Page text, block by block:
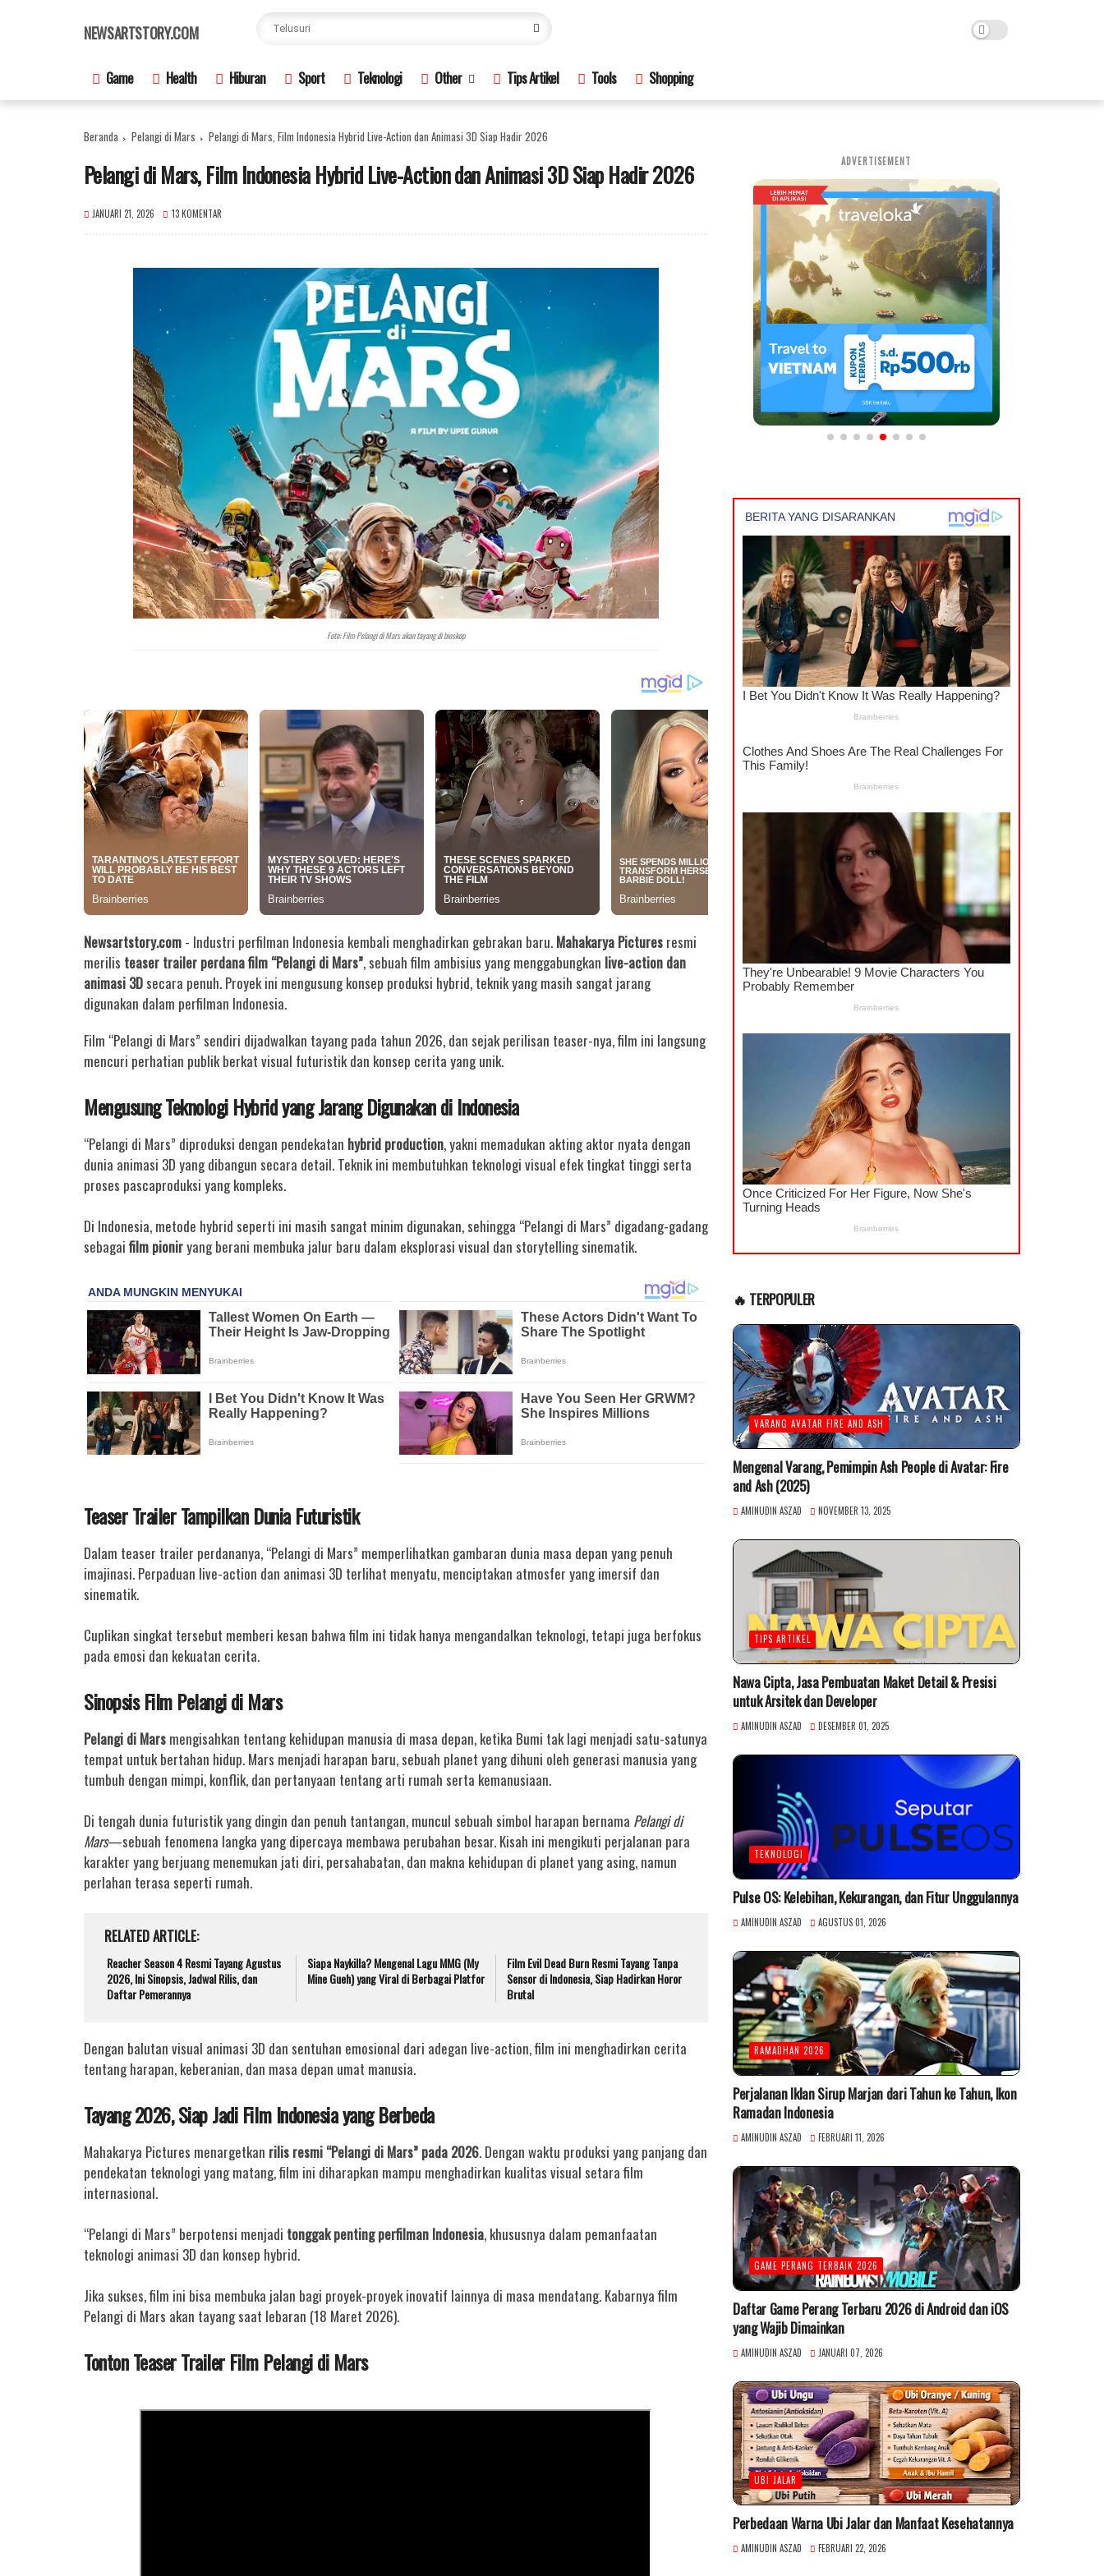
NEWSARTSTORY.COM
Game Health Hiburan Sport Teknologi Other Tips Artikel Tools Shopping
Beranda Pelangi di Mars Pelangi di Mars, Film Indonesia Hybrid Live-Action dan Animasi 3D Siap Hadir 2026
Pelangi di Mars, Film Indonesia Hybrid Live-Action dan Animasi 3D Siap Hadir 2026
JANUARI 21, 2026 13 KOMENTAR
Foto: Film Pelangi di Mars akan tayang di bioskop
Newsartstory.com - Industri perfilman Indonesia kembali menghadirkan gebrakan baru. Mahakarya Pictures resmi
merilis teaser trailer perdana film “Pelangi di Mars”, sebuah film ambisius yang menggabungkan live-action dan
animasi 3D secara penuh. Proyek ini mengusungkonsep produksi hybrid, teknik yang masih sangat jarang
digunakan dalam perfilman Indonesia.
Film “Pelangi di Mars” sendiri dijadwalkan tayang pada tahun 2026, dan sejak perilisan teaser-nya, film ini langsung
mencuri perhatian publik berkat visual futuristik dan konsep cerita yang unik.
Mengusung Teknologi Hybrid yang Jarang Digunakan di Indonesia
“Pelangi di Mars” diproduksi dengan pendekatan hybrid production, yakni memadukan akting aktor nyata dengan
dunia animasi 3D yang dibangun secara detail. Teknik ini membutuhkan teknologi visual efek tingkat tinggi serta
proses pascaproduksi yang kompleks.
Di Indonesia, metode hybrid seperti ini masih sangat minim digunakan, sehingga “Pelangi di Mars” digadang-gadang
sebagaifilm pioniryang berani membuka jalur baru dalam eksplorasi visual dan storytelling sinematik.
Teaser Trailer Tampilkan Dunia Futuristik
Dalam teaser trailer perdananya, “Pelangi di Mars” memperlihatkan gambaran dunia masa depan yang penuh
imajinasi. Perpaduan live-action dan animasi 3D terlihat menyatu, menciptakan atmosfer yang imersif dan
sinematik.
Cuplikan singkat tersebut memberi kesan bahwa film ini tidak hanya mengandalkan teknologi, tetapi juga berfokus
pada emosi dan kekuatan cerita.
Sinopsis Film Pelangi di Mars
Pelangi di Mars mengisahkan tentang kehidupan manusia di masa depan, ketika Bumi tak lagi menjadi satu-satunya
tempat untuk bertahan hidup. Mars menjadi harapan baru, sebuah planet yang dihuni oleh generasi manusia yang
tumbuh dengan mimpi, konflik, dan pertanyaan tentang arti rumah serta kemanusiaan.
Di tengah dunia futuristik yang dingin dan penuh tantangan, muncul sebuah simbol harapan bernama Pelangi di
Mars—sebuah fenomena langka yang dipercaya membawa perubahan besar. Kisah ini mengikuti perjalanan para
karakter yang berjuang menemukan jati diri, persahabatan, dan makna kehidupan di planet yang asing, namun
perlahan terasa seperti rumah.
RELATED ARTICLE
Reacher Season 4 Resmi Tayang Agustus
2026, Ini Sinopsis, Jadwal Rilis, dan
Daftar Pemerannya
Siapa Naykilla? Mengenal Lagu MMG (My
Mine Gueh) yang Viral di Berbagai Platfor
Film Evil Dead Burn Resmi Tayang Tanpa
Sensor di Indonesia, Siap Hadirkan Horor
Brutal
Dengan balutan visual animasi 3D dan sentuhan emosional dari adegan live-action, film ini menghadirkan cerita
tentang harapan, keberanian, dan masa depan umat manusia.
Tayang 2026, Siap Jadi Film Indonesia yang Berbeda
Mahakarya Pictures menargetkan rilis resmi “Pelangi di Mars” pada 2026. Dengan waktu produksi yang panjang dan
pendekatan teknologi yang matang, film ini diharapkan mampu menghadirkan kualitas visual setara film
internasional.
“Pelangi di Mars” berpotensi menjadi tonggak penting perfilman Indonesia, khususnya dalam pemanfaatan
teknologi animasi 3D dan konsep hybrid.
Jika sukses, film ini bisa membuka jalan bagi proyek-proyek inovatif lainnya di masa mendatang. Kabarnya film
Pelangi di Mars akan tayang saat lebaran (18 Maret 2026).
Tonton Teaser Trailer Film Pelangi di Mars
ADVERTISEMENT
🔥 TERPOPULER
VARANG AVATAR FIRE AND ASH
Mengenal Varang, Pemimpin Ash People di Avatar: Fire
and Ash (2025)
AMINUDIN ASZAD NOVEMBER 13, 2025
TIPS ARTIKEL
Nawa Cipta, Jasa Pembuatan Maket Detail & Presisi
untuk Arsitek dan Developer
AMINUDIN ASZAD DESEMBER 01, 2025
TEKNOLOGI
Pulse OS: Kelebihan, Kekurangan, dan Fitur Unggulannya
AMINUDIN ASZAD AGUSTUS 01, 2026
RAMADHAN 2026
Perjalanan Iklan Sirup Marjan dari Tahun ke Tahun, Ikon
Ramadan Indonesia
AMINUDIN ASZAD FEBRUARI 11, 2026
GAME PERANG TERBAIK 2026
Daftar Game Perang Terbaru 2026 di Android dan iOS
yang Wajib Dimainkan
AMINUDIN ASZAD JANUARI 07, 2026
UBI JALAR
Perbedaan Warna Ubi Jalar dan Manfaat Kesehatannya
AMINUDIN ASZAD FEBRUARI 22, 2026